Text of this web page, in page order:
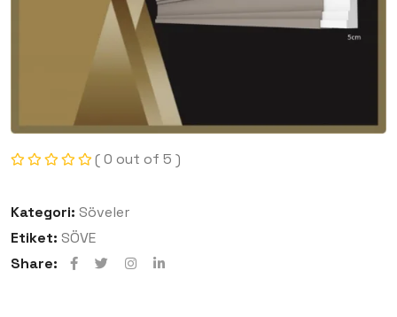
( 0 out of 5 )
Kategori: Söveler
Etiket: SÖVE
Share: